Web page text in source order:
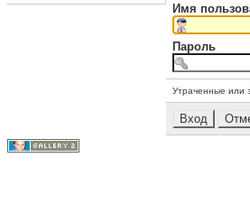
Имя
Пароль
Утраченные или